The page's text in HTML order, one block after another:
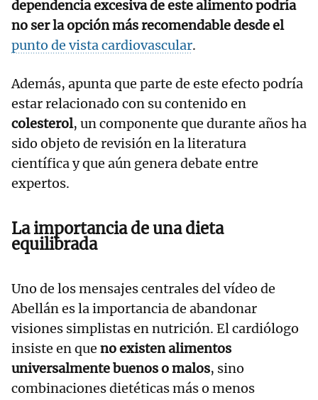
dependencia excesiva de este alimento podría
no ser la opción más recomendable desde el
punto de vista cardiovascular.
Además, apunta que parte de este efecto podría
estar relacionado con su contenido en
colesterol, un componente que durante años ha
sido objeto de revisión en la literatura
científica y que aún genera debate entre
expertos.
La importancia de una dieta
equilibrada
Uno de los mensajes centrales del vídeo de
Abellán es la importancia de abandonar
visiones simplistas en nutrición. El cardiólogo
insiste en que no existen alimentos
universalmente buenos o malos, sino
combinaciones dietéticas más o menos